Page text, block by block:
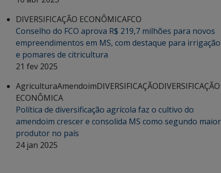
DIVERSIFICAÇÃO ECONÔMICAFCO
Conselho do FCO aprova R$ 219,7 milhões para novos
empreendimentos em MS, com destaque para irrigação
e pomares de citricultura
21 fev 2025
AgriculturaAmendoimDIVERSIFICAÇÃODIVERSIFICAÇÃO
ECONÔMICA
Política de diversificação agrícola faz o cultivo do
amendoim crescer e consolida MS como segundo maior
produtor no país
24 jan 2025